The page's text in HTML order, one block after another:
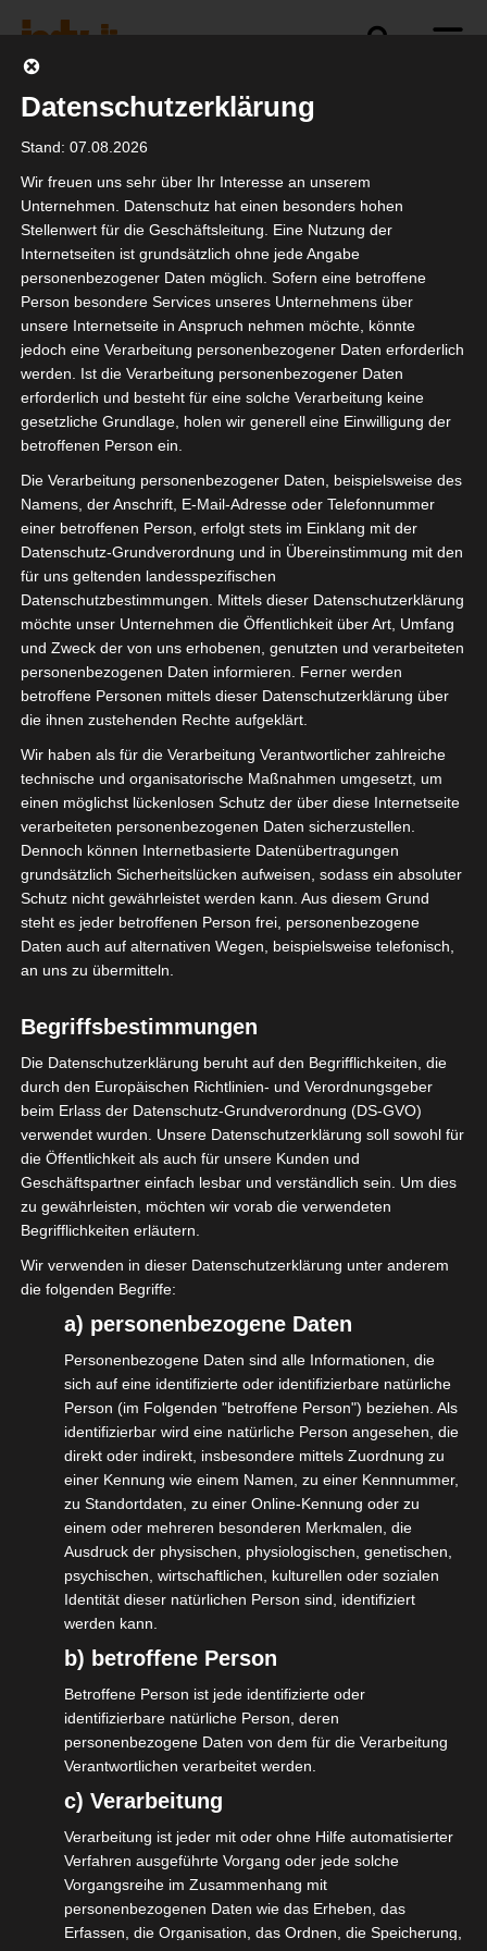
Selbstständigkeit
isdv vor Ort: Bericht
Dany OLG Stuttgart
Gestern fand im Oberlandesgericht
Stuttgart das Berufungsverfahren „Dany
gegen Baden-Württemberg“ statt. Wir
waren ohne große Erwartungen in die
Verhandlung gegangen und wurden dann
eine Stunde Zeit mit Dany und seinem
Anwalt zu diskutieren und die Argumente,
warum eine Entschädigung aufgrund von
existenzbedrohenden Einschränkungen
durch die getroffenen Corona-
Schutzmaßnahmen berechtigt sei,
anzuhören und einzuordnen.
Einer der entscheidenden Aussagen des
Richters war die folgende (nicht wörtlich):
Ein Richter prüft Ansprüche im Sinne des
Gesetzes. Eine Grundrechtsverletzung führt
nicht automatisch zu einer
Entschädigungszahlung, wenn es vom
Gesetzgeber nicht vorgesehen ist. Das sei
hier der Fall. Der Gesetzgeber hat für diese
Situation, wie sie durch das Coronavirus
verursacht wurde, keine Entschädigung von
Unternehmen vorgesehen.
Leider wollte er sich nicht dahingehend
äußern, das es sich an dieser Stelle um eine
Regelungslücke im Infektionsschutzgesetz
handelt. Die allgemeine Rechtsauffassung
sei es, das der Gesetzgeber dies einfach
nicht entschädigen wolle.
Die Forderung von Dany´s Seite, dann doch
die Entscheidung zum BGH oder
Datenschutzerklärung
Stand: 07.08.2026
Wir freuen uns sehr über Ihr Interesse an unserem
Unternehmen. Datenschutz hat einen besonders hohen
Stellenwert für die Geschäftsleitung. Eine Nutzung der
Internetseiten ist grundsätzlich ohne jede Angabe
personenbezogener Daten möglich. Sofern eine betroffene
Person besondere Services unseres Unternehmens über
unsere Internetseite in Anspruch nehmen möchte, könnte
jedoch eine Verarbeitung personenbezogener Daten erforderlich
werden. Ist die Verarbeitung personenbezogener Daten
erforderlich und besteht für eine solche Verarbeitung keine
gesetzliche Grundlage, holen wir generell eine Einwilligung der
betroffenen Person ein.
Die Verarbeitung personenbezogener Daten, beispielsweise des
Namens, der Anschrift, E-Mail-Adresse oder Telefonnummer
einer betroffenen Person, erfolgt stets im Einklang mit der
Datenschutz-Grundverordnung und in Übereinstimmung mit den
für uns geltenden landesspezifischen
Datenschutzbestimmungen. Mittels dieser Datenschutzerklärung
möchte unser Unternehmen die Öffentlichkeit über Art, Umfang
und Zweck der von uns erhobenen, genutzten und verarbeiteten
personenbezogenen Daten informieren. Ferner werden
betroffene Personen mittels dieser Datenschutzerklärung über
die ihnen zustehenden Rechte aufgeklärt.
Wir haben als für die Verarbeitung Verantwortlicher zahlreiche
technische und organisatorische Maßnahmen umgesetzt, um
einen möglichst lückenlosen Schutz der über diese Internetseite
verarbeiteten personenbezogenen Daten sicherzustellen.
Dennoch können Internetbasierte Datenübertragungen
grundsätzlich Sicherheitslücken aufweisen, sodass ein absoluter
Schutz nicht gewährleistet werden kann. Aus diesem Grund
steht es jeder betroffenen Person frei, personenbezogene
Daten auch auf alternativen Wegen, beispielsweise telefonisch,
an uns zu übermitteln.
Begriffsbestimmungen
Die Datenschutzerklärung beruht auf den Begrifflichkeiten, die
durch den Europäischen Richtlinien- und Verordnungsgeber
beim Erlass der Datenschutz-Grundverordnung (DS-GVO)
verwendet wurden. Unsere Datenschutzerklärung soll sowohl für
die Öffentlichkeit als auch für unsere Kunden und
Geschäftspartner einfach lesbar und verständlich sein. Um dies
zu gewährleisten, möchten wir vorab die verwendeten
Begrifflichkeiten erläutern.
Wir verwenden in dieser Datenschutzerklärung unter anderem
die folgenden Begriffe:
a) personenbezogene Daten
Personenbezogene Daten sind alle Informationen, die
sich auf eine identifizierte oder identifizierbare natürliche
Person (im Folgenden "betroffene Person") beziehen. Als
identifizierbar wird eine natürliche Person angesehen, die
direkt oder indirekt, insbesondere mittels Zuordnung zu
einer Kennung wie einem Namen, zu einer Kennnummer,
zu Standortdaten, zu einer Online-Kennung oder zu
einem oder mehreren besonderen Merkmalen, die
Ausdruck der physischen, physiologischen, genetischen,
psychischen, wirtschaftlichen, kulturellen oder sozialen
Identität dieser natürlichen Person sind, identifiziert
werden kann.
b) betroffene Person
Betroffene Person ist jede identifizierte oder
identifizierbare natürliche Person, deren
personenbezogene Daten von dem für die Verarbeitung
Verantwortlichen verarbeitet werden.
c) Verarbeitung
Verarbeitung ist jeder mit oder ohne Hilfe automatisierter
Verfahren ausgeführte Vorgang oder jede solche
Vorgangsreihe im Zusammenhang mit
personenbezogenen Daten wie das Erheben, das
Erfassen, die Organisation, das Ordnen, die Speicherung,